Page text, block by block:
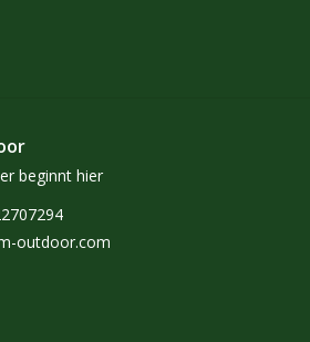
beginnt hier
outdoor.com